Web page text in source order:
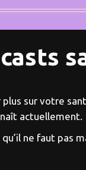
sur votre
actuellement.
ne faut pas